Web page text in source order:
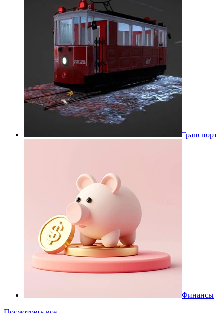
Транспорт
Финансы